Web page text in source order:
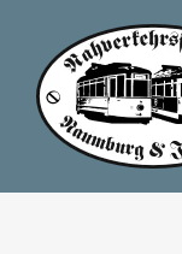
Inhalt
springen